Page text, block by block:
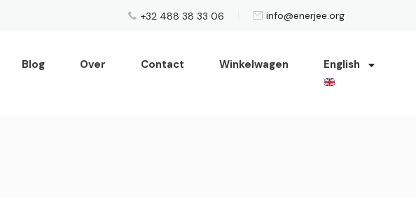
+32 488 38 33 06 info@enerjee.org
Blog Over Contact Winkelwagen English